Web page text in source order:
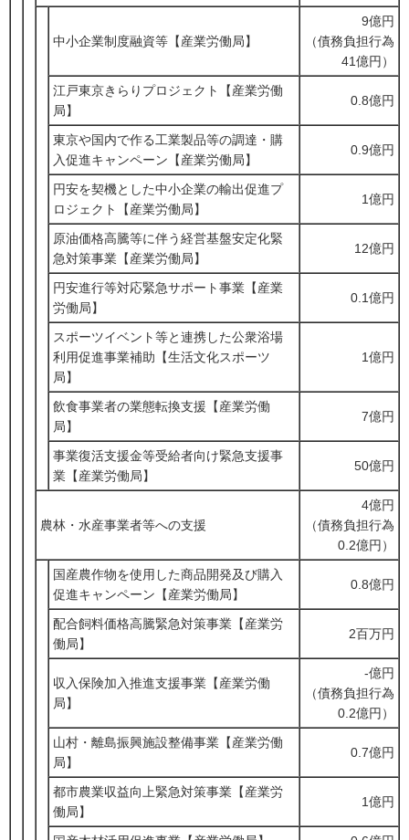
中小企業制度融資等【産業労働局】
9億円
（債務負担行為
41億円）
江戸東京きらりプロジェクト【産業労働
局】
0.8億円
東京や国内で作る工業製品等の調達・購
入促進キャンペーン【産業労働局】
0.9億円
円安を契機とした中小企業の輸出促進プ
ロジェクト【産業労働局】
1億円
原油価格高騰等に伴う経営基盤安定化緊
急対策事業【産業労働局】
12億円
円安進行等対応緊急サポート事業【産業
労働局】
0.1億円
スポーツイベント等と連携した公衆浴場
利用促進事業補助【生活文化スポーツ
局】
1億円
飲食事業者の業態転換支援【産業労働
局】
7億円
事業復活支援金等受給者向け緊急支援事
業【産業労働局】
50億円
農林・水産事業者等への支援
4億円
（債務負担行為
0.2億円）
国産農作物を使用した商品開発及び購入
促進キャンペーン【産業労働局】
0.8億円
配合飼料価格高騰緊急対策事業【産業労
働局】
2百万円
収入保険加入推進支援事業【産業労働
局】
-億円
（債務負担行為
0.2億円）
山村・離島振興施設整備事業【産業労働
局】
0.7億円
都市農業収益向上緊急対策事業【産業労
働局】
1億円